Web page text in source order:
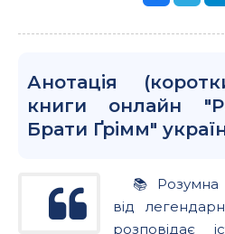
Анотація
книги онлайн
Брати Ґрімм"
📚 Розумна
від
розповідає